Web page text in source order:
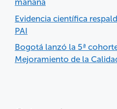
mañana
Evidencia científica
PAI
Bogotá lanzó la 5ª
Mejoramiento de la